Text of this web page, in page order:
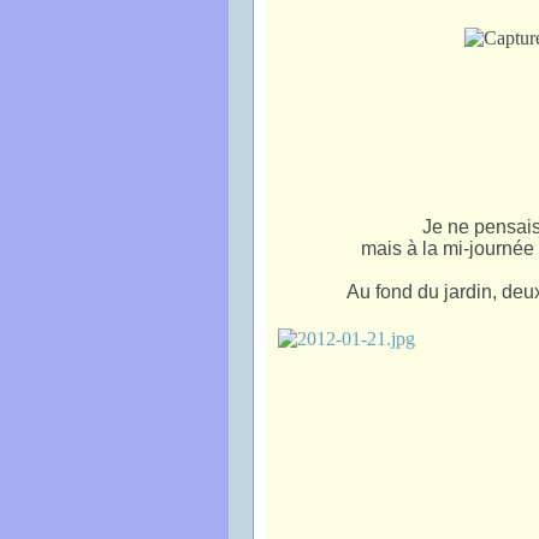
Je ne
mais à la mi-
Au fond du jardin,